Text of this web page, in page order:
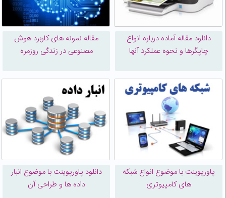
دانلود مقاله آماده درباره انواع
چاپگرها و نحوه عملکرد آنها
مقاله نمونه های کاربرد هوش
مصنوعی در زندگی روزمره
پاورپوینت با موضوع انواع شبکه
های کامپیوتری
دانلود پاورپوینت با موضوع انبار
داده ها و طراحی آن